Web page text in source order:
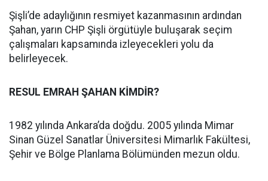
Şişli’de adaylığının resmiyet kazanmasının ardından
Şahan, yarın CHP Şişli örgütüyle buluşarak seçim
çalışmaları kapsamında izleyecekleri yolu da
belirleyecek.
RESUL EMRAH ŞAHAN KİMDİR?
1982 yılında Ankara’da doğdu. 2005 yılında Mimar
Sinan Güzel Sanatlar Üniversitesi Mimarlık Fakültesi,
Şehir ve Bölge Planlama Bölümünden mezun oldu.